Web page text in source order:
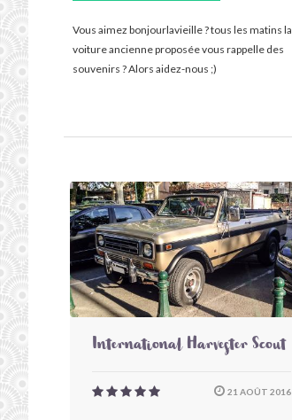
Vous aimez bonjourlavieille ? tous les matins la
voiture ancienne proposée vous rappelle des
souvenirs ? Alors aidez-nous ;)
International Harvester Scout
21 AOÛT 2016